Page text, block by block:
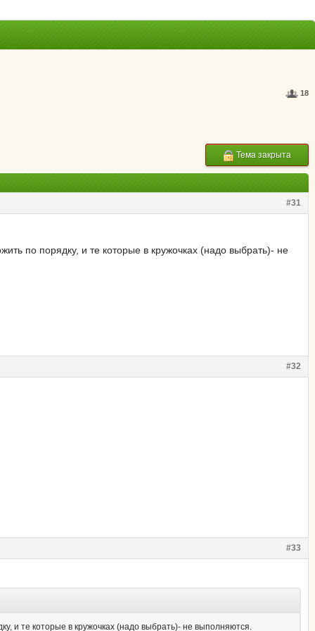
18
Тема закрыта
#31
по порядку, и те которые в кружочках (надо выбрать)- не
#32
#33
и те которые в кружочках (надо выбрать)- не выполняются.